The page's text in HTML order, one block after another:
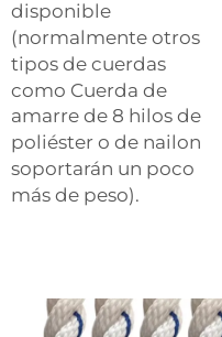
disponible
(normalmente otros
tipos de cuerdas
como Cuerda de
amarre de 8 hilos de
poliéster o de nailon
soportarán un poco
más de peso).